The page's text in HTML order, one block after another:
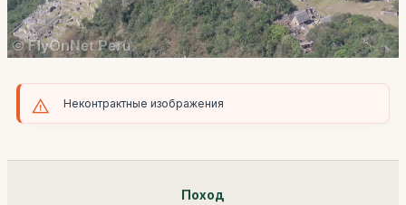
Неконтрактные изображения
Поход